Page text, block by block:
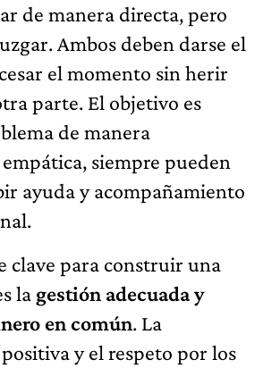
de manera directa, pero
Ambos deben darse el
el momento sin herir
parte. El objetivo es
de manera
siempre pueden
ayuda y acompañamiento
clave para construir una
la gestión adecuada y
en común. La
y el respeto por los